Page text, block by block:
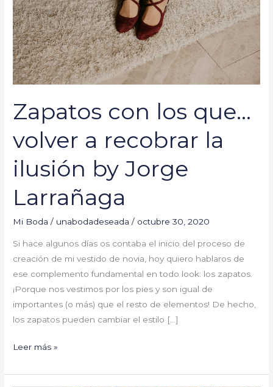
Zapatos con los que…
volver a recobrar la
ilusión by Jorge
Larrañaga
Mi Boda / unabodadeseada/ octubre 30, 2020
Si hace algunos días os contaba el inicio del proceso de
creación de mi vestido de novia, hoy quiero hablaros de
ese complemento fundamental en todo look: los zapatos.
¡Porque nos vestimos por los pies y son igual de
importantes (o más) que el resto de elementos! De hecho,
los zapatos pueden cambiar el estilo […]
a
recobrar
la
ilusión
by
Jorge
Leer más »